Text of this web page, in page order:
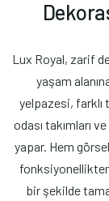
Dekora
Lux Royal, zarif
yaşam
yelpazesi, farklı
odası takımları
yapar. Hem
fonksiyonellikten
bir şekilde